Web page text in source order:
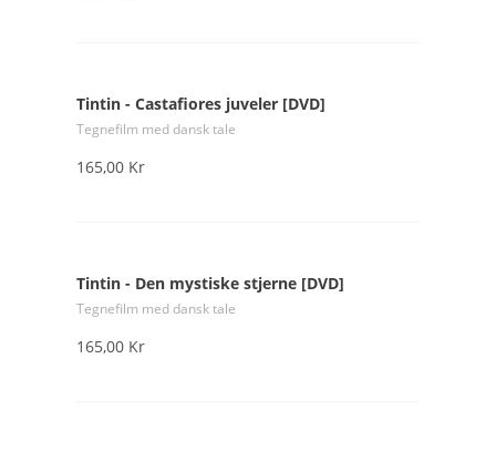
Tintin - Castafiores juveler [DVD]
Tegnefilm med dansk tale
165,00 Kr
Tintin - Den mystiske stjerne [DVD]
Tegnefilm med dansk tale
165,00 Kr